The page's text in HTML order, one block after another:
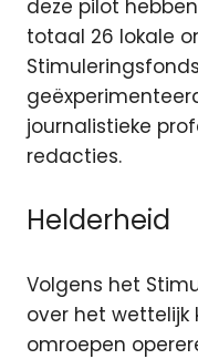
deze pilot
totaal 26 lokale
journalistieke
redacties.
Helderheid
Volgens het
over het wettelijk
omroepen